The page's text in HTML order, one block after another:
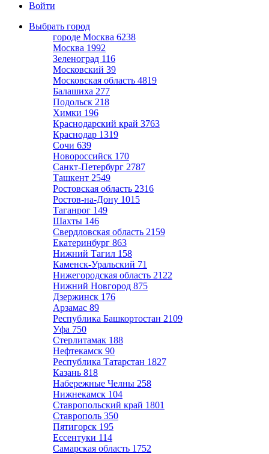
Войти
Выбрать город
городе Москва 6238
Москва 1992
Зеленоград 116
Московский 39
Московская область 4819
Балашиха 277
Подольск 218
Химки 196
Краснодарский край 3763
Краснодар 1319
Сочи 639
Новороссийск 170
Санкт-Петербург 2787
Ташкент 2549
Ростовская область 2316
Ростов-на-Дону 1015
Таганрог 149
Шахты 146
Свердловская область 2159
Екатеринбург 863
Нижний Тагил 158
Каменск-Уральский 71
Нижегородская область 2122
Нижний Новгород 875
Дзержинск 176
Арзамас 89
Республика Башкортостан 2109
Уфа 750
Стерлитамак 188
Нефтекамск 90
Республика Татарстан 1827
Казань 818
Набережные Челны 258
Нижнекамск 104
Ставропольский край 1801
Ставрополь 350
Пятигорск 195
Ессентуки 114
Самарская область 1752